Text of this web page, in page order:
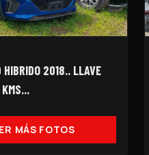
HIBRIDO 2018.. LLAVE
MÁS FOTOS